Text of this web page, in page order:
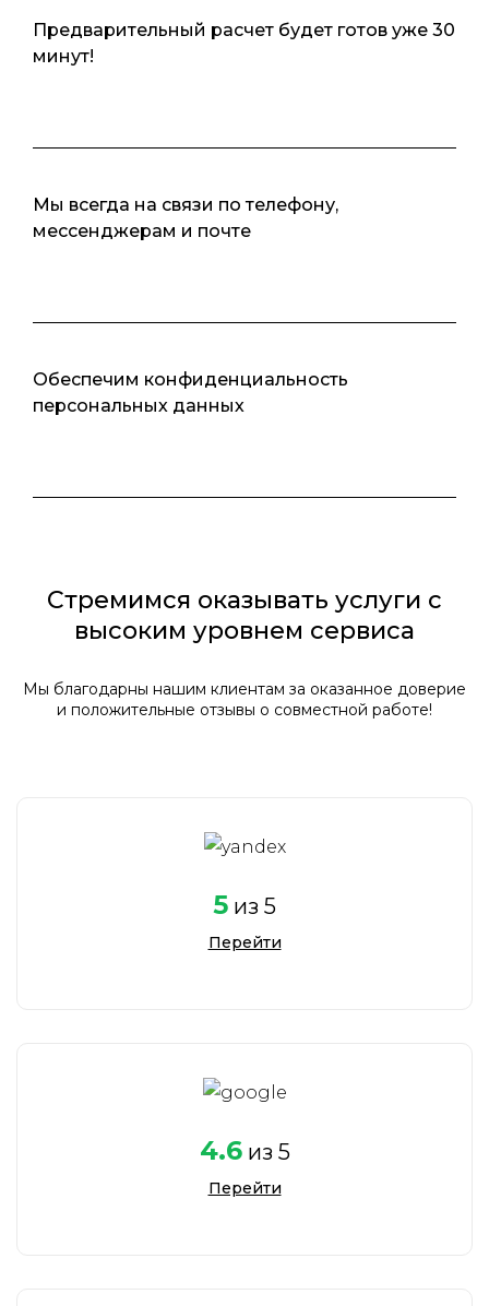
Предварительный расчет будет готов уже 30
минут!
Мы всегда на связи по телефону,
мессенджерам и почте
Обеспечим конфиденциальность
персональных данных
Стремимся оказывать услуги с
высоким уровнем сервиса
Мы благодарны нашим клиентам за оказанное доверие
и положительные отзывы о совместной работе!
5 из 5
Перейти
4.6из 5
Перейти